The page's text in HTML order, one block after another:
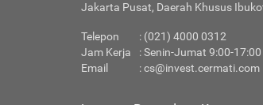
Jakarta Pusat, Daerah Khusus
Telepon
: (021) 4000 0312
Jam Kerja
: Senin-Jumat 9:00-17:00
Email
:cs@invest.cermati.com